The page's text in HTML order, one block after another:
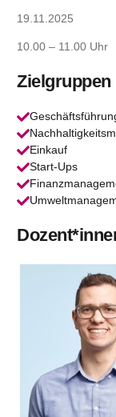
19.11.2025
10.00 – 11.00 Uhr
Zielgruppen
Einkauf
Start-Ups